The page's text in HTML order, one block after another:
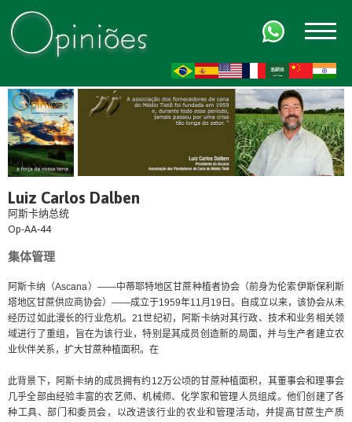
Luiz Carlos Dalben
阿斯卡纳总统
Op-AA-44
集体管理
阿斯卡纳（Ascana）——中蒂耶特地区甘蔗种植者协会（前身为伦索伊斯保利斯
塔地区甘蔗供应商协会）——成立于1959年11月19日。自成立以来，该协会从未
经历过如此漫长的行业危机。21世纪初，阿斯卡纳对其行政、技术和业务相关领
域进行了重组，旨在为该行业，特别是其成员创造新的局面，并与生产者建立农
业伙伴关系，扩大甘蔗种植面积。在
此背景下，阿斯卡纳的成员拥有约12万公顷的甘蔗种植面积，其董事会和理事会
几乎全部由经验丰富的农艺师、机械师、化学家和管理人员组成。他们创建了各
种工具、部门和委员会，以改进该行业的农业和管理活动，并提高甘蔗生产质